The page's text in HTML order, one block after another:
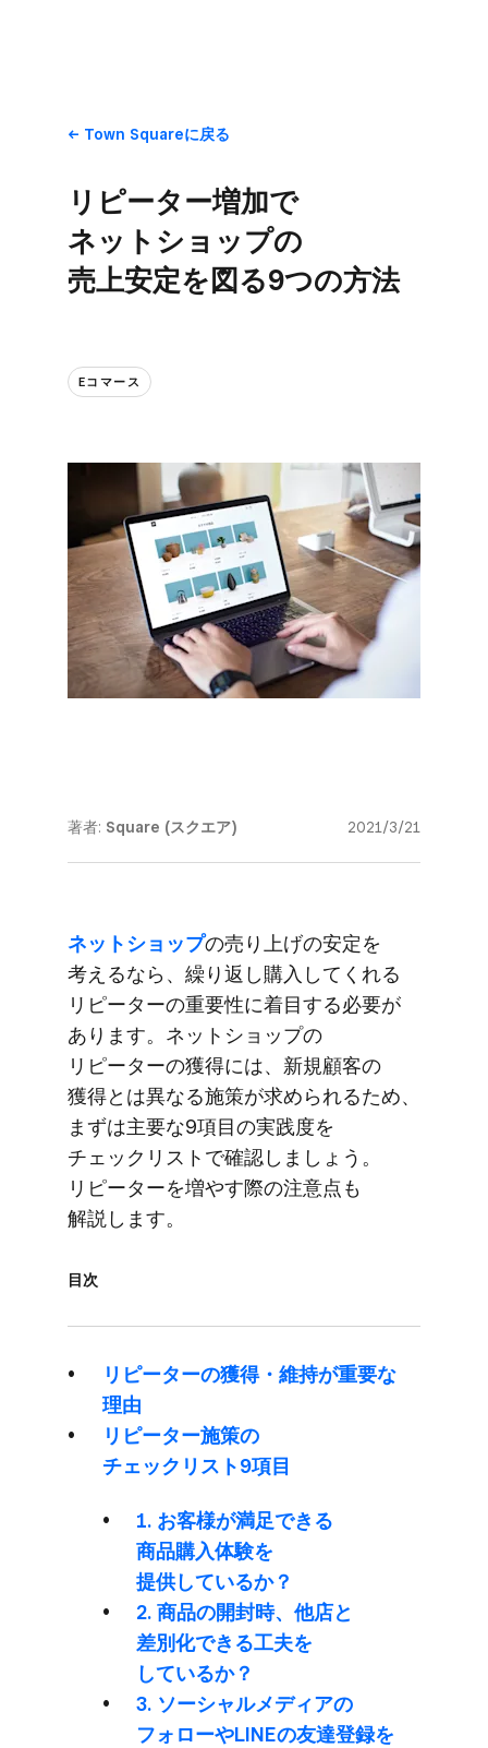
Town Squareに​戻る
リピーター増加で​
ネットショップの​
売上安定を​図る​9つの​方​法
Eコマース
著者: Square (スクエア) 2021/3/21
ネットショップの​売り上げの​安定を​
考えるなら、​繰り返し購入してくれる​
リピーターの​重要性に​着目する​必要が​
あります。​ネットショップの​
リピーターの​獲得には、​新規顧客の​
獲得とは​異なる​施策が​求められる​ため、​
まずは​主要な​9項目の​実践度を​
チェックリストで​確認しましょう。​
リピーターを​増やす際の​注意点も​
解説します。
目次
リピーターの​獲得・維持が​重要な​
理由
リピーター施策の​
チェックリスト9項目
1. お客様が​満足できる​
商品購入体験を​
提供しているか？
2. 商品の​開封時、​他店と​
差別化できる​工夫を​
しているか？
3. ソーシャルメディアの​
フォローや​LINEの​友達登録を​